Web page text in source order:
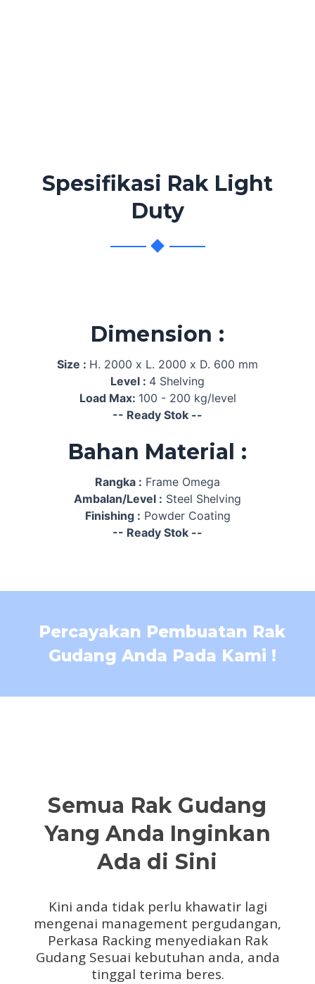
Spesifikasi Rak Light
Duty
Dimension :
Size : H. 2000 x L. 2000 x D. 600 mm
Level : 4 Shelving
Load Max: 100 - 200 kg/level
-- Ready Stok --
Bahan Material :
Rangka : Frame Omega
Ambalan/Level : Steel Shelving
Finishing : Powder Coating
-- Ready Stok --
Percayakan Pembuatan Rak
Gudang Anda Pada Kami !
Semua Rak Gudang
Yang Anda Inginkan
Ada di Sini
Kini anda tidak perlu khawatir lagi
mengenai management pergudangan,
Perkasa Racking menyediakan Rak
Gudang Sesuai kebutuhan anda, anda
tinggal terima beres.